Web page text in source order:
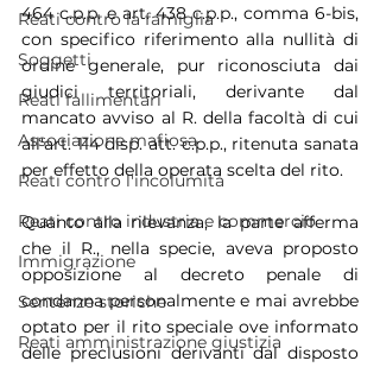
Reati contro la famiglia
Soggetti
Reati fallimentari
Associazione mafiosa
Reati contro l'incolumità
Reati contro industria e commercio
Immigrazione
Sentenze storiche
Reati amministrazione giustizia
464 c.p.p. e art. 438 c.p.p., comma 6-bis,
con specifico riferimento alla nullità di
ordine generale, pur riconosciuta dai
giudici territoriali, derivante dal
mancato avviso al R. della facoltà di cui
all'art. 114 disp. att. c.p.p., ritenuta sanata
per effetto della operata scelta del rito.
Quanto alla rilevanza, la parte afferma
che il R., nella specie, aveva proposto
opposizione al decreto penale di
condanna personalmente e mai avrebbe
optato per il rito speciale ove informato
delle preclusioni derivanti dal disposto